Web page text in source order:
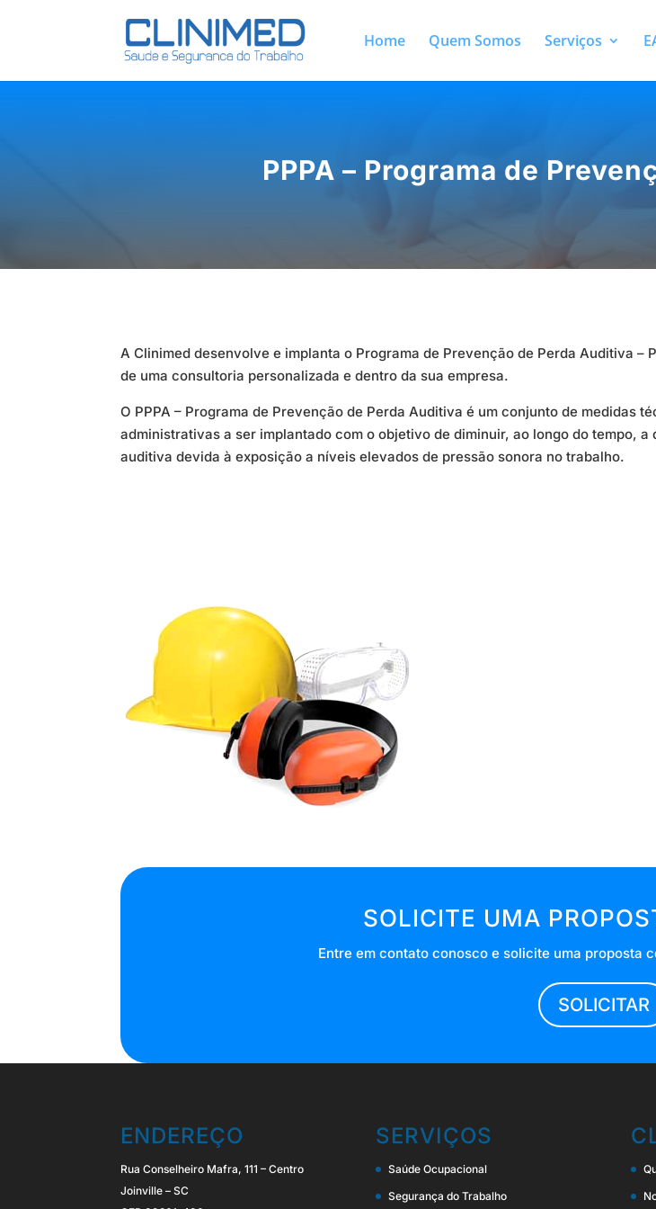
Home Quem Somos Serviços
PPPA – Programa de
A Clinimed desenvolve e implanta o Programa de Prevenção de Perda Auditiva –
de uma consultoria personalizada e dentro da sua empresa.
O PPPA – Programa de Prevenção de Perda Auditiva é um conjunto de medidas
administrativas a ser implantado com o objetivo de diminuir, ao longo do tempo, a
auditiva devida à exposição a níveis elevados de pressão sonora no trabalho.
SOLICITE UMA
Entre em contato conosco e solicite uma proposta
SOLICITAR
ENDEREÇO
Rua Conselheiro Mafra, 111 – Centro
Joinville – SC
SERVIÇOS
Saúde Ocupacional
Segurança do Trabalho